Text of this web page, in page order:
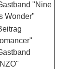
"Nine
Wonder"